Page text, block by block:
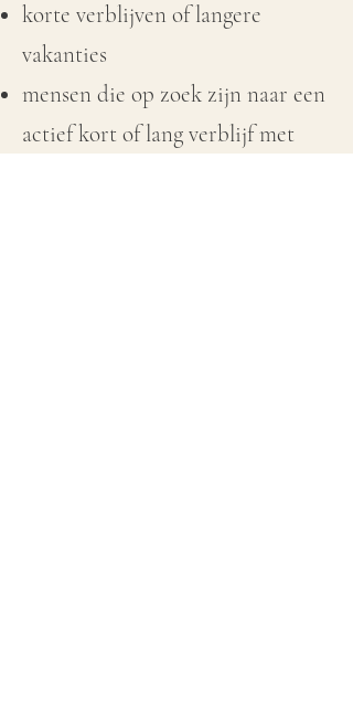
korte verblijven of langere
vakanties
mensen die op zoek zijn naar een
actief kort of lang verblijf met